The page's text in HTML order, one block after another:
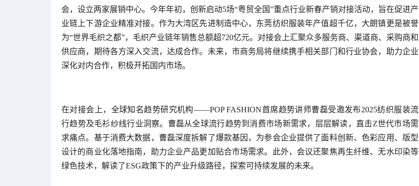
会，设立两家展销中心。今年年初，创新启动5场“粤贸全国”重点行业新春产销对接活动，旨在促进产
业链上下游企业精准对接。作为大湾区先进制造中心，东莞纺织服装年产值超千亿，大朗镇更是被誉
为“世界毛织之都”，毛织产业链年销售总额超720亿元。对接会上汇聚众多服务商、渠道商、采购商和
供应商，期待各方深入交流，达成合作。未来，市商务局将继续携手相关部门和行业协会，助力企业
深化对内合作，积极开拓国内市场。
在对接会上，全球知名趋势研究机构——POP FASHION首席趋势讲师曹磊受邀发布2025纺织服装流
行趋势及毛衫纱线行业洞察。曹磊从全球流行趋势到消费市场新需求，层层解读，直击Z世代市场需
求痛点。基于消费大数据，曹磊深度拆解了爆款基因，为参会企业提供了面料创新、色彩应用、版型
设计的商业化落地指南，助力企业产品更加贴合市场需求。此外，会议还聚焦再生纤维、无水印染等
绿色技术，解读了ESG政策下的产业升级路径，探索可持续发展的未来。